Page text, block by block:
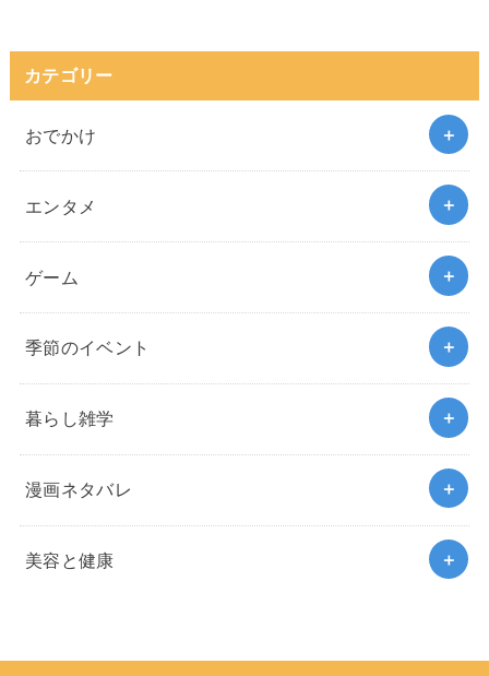
カテゴリー
おでかけ
エンタメ
ゲーム
季節のイベント
暮らし雑学
漫画ネタバレ
美容と健康